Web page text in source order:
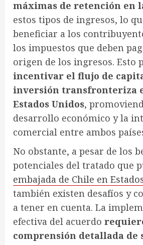
máximas de retención en
estos tipos de ingresos, lo
beneficiar a los
los impuestos que deben
origen de los ingresos. Esto
incentivar el flujo de
inversión transfronteriza
Estados Unidos,
desarrollo económico y la
comercial entre ambos
No obstante, a pesar de los
potenciales del tratado que
embajada de Chile en
también existen desafíos y
a tener en cuenta. La
efectiva del acuerdo
comprensión detallada de